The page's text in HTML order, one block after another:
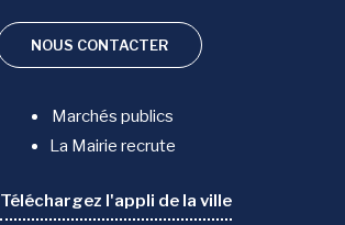
NOUS CONTACTER
Marchés publics
La Mairie recrute
Téléchargez l'appli de la ville